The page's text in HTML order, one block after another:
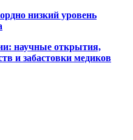
низкий уровень
научные открытия,
и забастовки медиков